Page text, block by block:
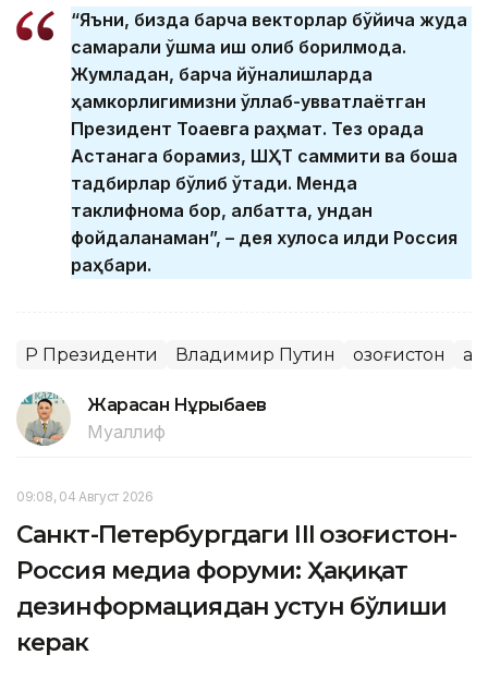
“Яъни, бизда барча векторлар бўйича жуда
самарали қўшма иш олиб борилмоқда.
Жумладан, барча йўналишларда
ҳамкорлигимизни қўллаб-қувватлаётган
Президент Тоқаевга раҳмат. Тез орада
Астанага борамиз, ШҲТ саммити ва бошқа
тадбирлар бўлиб ўтади. Менда
таклифнома бор, албатта, ундан
фойдаланаман”, – дея хулоса қилди Россия
раҳбари.
ҚР Президенти Владимир Путин Қозоғистон
Жарасқан Нұрыбаев
Муаллиф
09:08, 04 Август 2026
Санкт-Петербургдаги III Қозоғистон-
Россия медиа форуми: Ҳақиқат
дезинформациядан устун бўлиши
керак